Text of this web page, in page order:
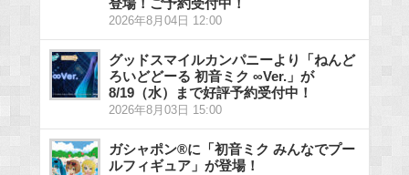
登場！ご予約受付中！
2026年8月04日 12:00
グッドスマイルカンパニーより「ねんど
ろいどどーる 初音ミク ∞Ver.」が
8/19（水）まで好評予約受付中！
2026年8月03日 15:00
ガシャポン®に「初音ミク みんなでプー
ルフィギュア」が登場！